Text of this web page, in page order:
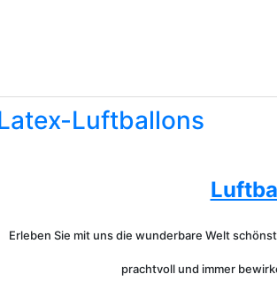
Luftballons
Erleben Sie mit uns die wunderbare Welt
prachtvoll und immer